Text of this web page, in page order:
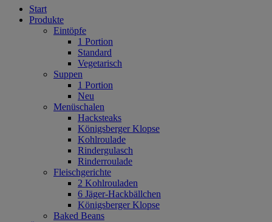
Start
Produkte
Eintöpfe
1 Portion
Standard
Vegetarisch
Suppen
1 Portion
Neu
Menüschalen
Hacksteaks
Königsberger Klopse
Kohlroulade
Rindergulasch
Rinderroulade
Fleischgerichte
2 Kohlrouladen
6 Jäger-Hackbällchen
Königsberger Klopse
Baked Beans